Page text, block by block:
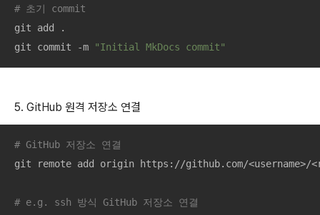
# 초기 commit
git add .
git commit -m
"Initial MkDocs commit"
5. GitHub 원격 저장소 연결
# GitHub 저장소 연결
git remote add origin https://github.com/<username>/
# e.g. ssh 방식 GitHub 저장소 연결